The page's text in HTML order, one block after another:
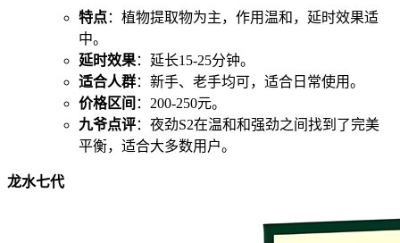
特点：植物提取物为主，作用温和，延时效果适
中。
延时效果：延长15-25分钟。
适合人群：新手、老手均可，适合日常使用。
价格区间 ：200-250元。
九爷点评：夜劲S2在温和和强劲之间找到了完美
平衡，适合大多数用户。
龙水七代